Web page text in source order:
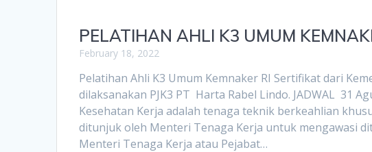
PELATIHAN AHLI K3 UMUM
February 18, 2022
Pelatihan Ahli K3 Umum Kemnaker RI Sertifikat dari
dilaksanakan PJK3 PT Harta Rabel Lindo. JADWAL 31
Kesehatan Kerja adalah tenaga teknik berkeahlian
ditunjuk oleh Menteri Tenaga Kerja untuk mengawasi
Menteri Tenaga Kerja atau Pejabat…